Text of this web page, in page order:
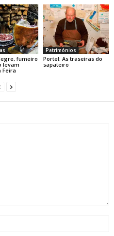
fumeiro
levam
Feira
Patrimónios
Portel: As traseiras do
sapateiro